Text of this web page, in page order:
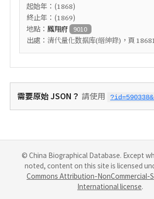
起始年：(1868)
終止年：(1869)
地點： 鳳翔府 9010
出處： 清代量化数据库(縉紳錄) ，頁
需要原始 JSON？ 請使用
© China Biographical Database. Except
noted, content on this site is licensed
Commons Attribution-NonCommercial-
International license.